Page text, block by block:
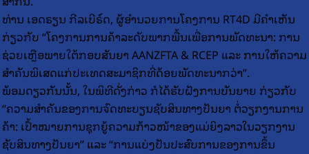
ທ່ານ ເອດຣຽນ ກີລເບີຣ໌ດ, ຜູ້ອຳນວຍການໂຄງການ RT4D ມີຄໍາເຫັນ
ກ່ຽວກັບ “ໂຄງການການຄ້າລະດັບພາກພື້ນເພື່ອການພັດທະນາ: ການ
ຊ່ວຍເຫຼືອພາຍໃຕ້ກອບສັນຍາ AANZFTA & RCEP ແລະ ການໃຫ້ຄວາມ
ສຳຄັນພິເສດແກ່ປະເທດສະມາຊິກທີ່ດ້ອຍພັດທະນາກວ່າ”.
ພ້ອມດຽວກັນນັ້ນ, ໃນພິທີດັ່ງກ່າວ ກໍໄດ້ຮັບຝັງການບັນຍາຍ ກ່ຽວກັບ
“ຄວາມສຳຄັນຂອງການຈົດທະບຽນຊັບສິນທາງປັນຍາ ຕໍ່ວຽກງານການ
ຄ້າ: ເປົ້າໝາຍການຊຸກຍູ້ຄວາມກ້າວໜ້າຂອງແມ່ຍິງລາວໃນວຽກງານ
ຊັບສິນທາງປັນຍາ” ແລະ “ການແບ່ງປັນປະສົບການຂອງການຂຶ້ນ